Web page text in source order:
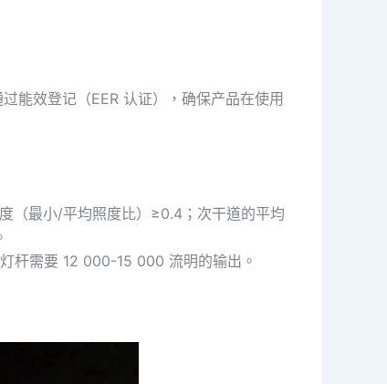
能效登记（EER 认证），确保产品在使用
（最小/平均照度比）≥0.4；次干道的平均
杆需要 12 000-15 000 流明的输出。